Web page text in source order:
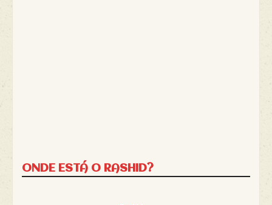
ONDE ESTÁ O RASHID?